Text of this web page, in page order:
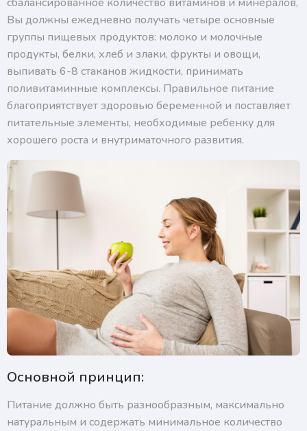
Вы должны ежедневно получать четыре основные
группы пищевых продуктов: молоко и молочные
продукты, белки, хлеб и злаки, фрукты и овощи,
выпивать 6-8 стаканов жидкости, принимать
поливитаминные комплексы. Правильное питание
благоприятствует здоровью беременной и поставляет
питательные элементы, необходимые ребенку для
хорошего роста и внутриматочного развития.
Основной принцип:
Питание должно быть разнообразным, максимально
натуральным и содержать минимальное количество
Нажимая на кнопку, я подтверждаю, что согласен
подтверждаю согласие на получение ответа, а также